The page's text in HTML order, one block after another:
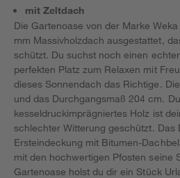
mit Zeltdach
Die Gartenoase von der Marke
mm Massivholzdach ausgestattet,
schützt. Du suchst noch einen
perfekten Platz zum Relaxen mit
dieses Sonnendach das Richtige.
und das Durchgangsmaß 204 cm.
kesseldruckimprägniertes Holz ist
schlechter Witterung geschützt. Das
Ersteindeckung mit Bitumen-
mit den hochwertigen Pfosten seine
Gartenoase holst du dir ein Stück